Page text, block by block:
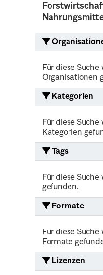
Für diese Suche
Organisationen
Kategorien
Für diese Suche
Kategorien
Tags
Für diese Suche
gefunden.
Formate
Für diese Suche
Formate
Lizenzen